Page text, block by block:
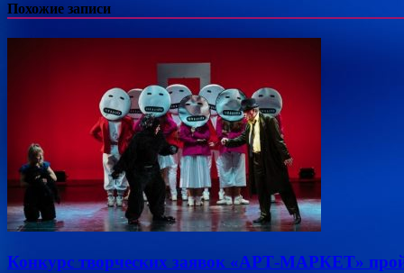
Похожие записи
Конкурс творческих заявок «АРТ-МАРКЕТ»